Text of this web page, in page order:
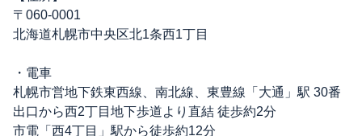
〒060-0001
北海道札幌市中央区北1条西1丁目
・電車
札幌市営地下鉄東西線、南北線、東豊線「大通」駅 30番
出口から西2丁目地下歩道より直結 徒歩約2分
市電「西4丁目」駅から徒歩約12分